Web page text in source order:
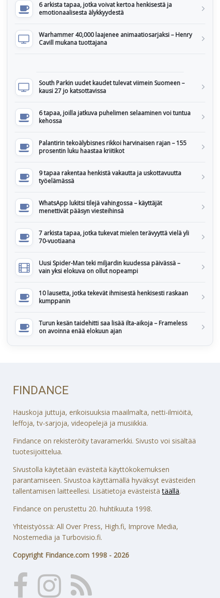
6 arkista tapaa, jotka voivat kertoa henkisestä ja
emotionaalisesta älykkyydestä
Warhammer 40,000 laajenee animaatiosarjaksi – Henry
Cavill mukana tuottajana
South Parkin uudet kaudet tulevat viimein Suomeen –
kausi 27 jo katsottavissa
6 tapaa, joilla jatkuva puhelimen selaaminen voi tuntua
kehossa
Palantirin tekoälybisnes rikkoi harvinaisen rajan – 155
prosentin luku haastaa kriitikot
9 tapaa rakentaa henkistä vakautta ja uskottavuutta
työelämässä
WhatsApp lukitsi tilejä vahingossa – käyttäjät
menettivät pääsyn viesteihinsä
7 arkista tapaa, jotka tukevat mielen terävyyttä vielä yli
70-vuotiaana
Uusi Spider-Man teki miljardin kuudessa päivässä –
vain yksi elokuva on ollut nopeampi
10 lausetta, jotka tekevät ihmisestä henkisesti raskaan
kumppanin
Turun kesän taidehitti saa lisää ilta-aikoja – Frameless
on avoinna enää elokuun ajan
FINDANCE
Hauskoja juttuja, erikoisuuksia maailmalta, netti-ilmiöitä,
leffoja, tv-sarjoja, videopelejä ja musiikkia.
Findance on rekisteröity tavaramerkki. Sivusto voi sisältää
tuotesijoittelua.
Sivustolla käytetään evästeitä käyttökokemuksen
parantamiseen. Sivustoa käyttämällä hyväksyt evästeiden
tallentamisen laitteellesi. Lisätietoja evästeistätäällä.
Findance on perustettu 20. huhtikuuta 1998.
Yhteistyössä: All Over Press, High.fi, Improve Media,
Nostemedia ja Turbovisio.fi.
Copyright Findance.com 1998 - 2026